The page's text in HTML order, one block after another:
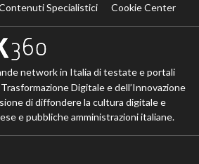
Specialistici
Cookie Center
network in Italia di testate e portali
Digitale e dell’Innovazione
di diffondere la cultura digitale e
e pubbliche amministrazioni italiane.